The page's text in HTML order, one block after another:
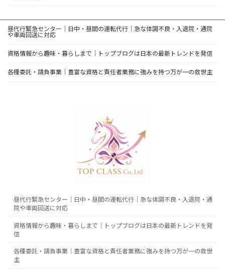
昼代行緊急センター｜日中・昼間の運転代行｜急な体調不良・入退院・通院
や車両回送に対応
資格情報から趣味・暮らしまで｜トップブログは日本の最新トレンドを発信
各種委託・請負事業｜豊富な資格と責任者業務に強みを持つ万が一の救世主
昼代行緊急センター｜日中・昼間の運転代行｜急な体調不良・入退院・通
院や車両回送に対応
資格情報から趣味・暮らしまで｜トップブログは日本の最新トレンドを発
信
各種委託・請負事業｜豊富な資格と責任者業務に強みを持つ万が一の救世
主